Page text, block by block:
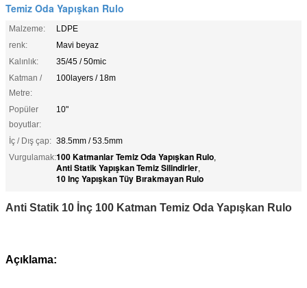
Temiz Oda Yapışkan Rulo
Malzeme:
LDPE
renk:
Mavi beyaz
Kalınlık:
35/45 / 50mic
Katman /
Metre:
100layers / 18m
Popüler
boyutlar:
10"
İç / Dış çap: 38.5mm / 53.5mm
Vurgulamak:100 Katmanlar Temiz Oda Yapışkan Rulo,
Anti Statik Yapışkan Temiz Silindirler,
10 Inç Yapışkan Tüy Bırakmayan Rulo
Anti Statik 10 İnç 100 Katman Temiz Oda Yapışkan Rulo
Açıklama: